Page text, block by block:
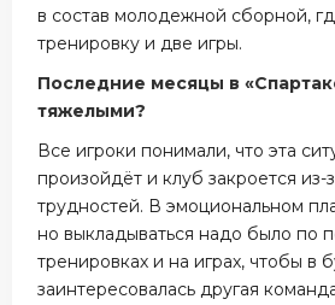
в состав молодежной сборной,
тренировку и две игры.
Последние месяцы в
тяжелыми?
Все игроки понимали, что эта
произойдёт и клуб закроется из-
трудностей. В эмоциональном
но выкладываться надо было по
тренировках и на играх, чтобы в
заинтересовалась другая